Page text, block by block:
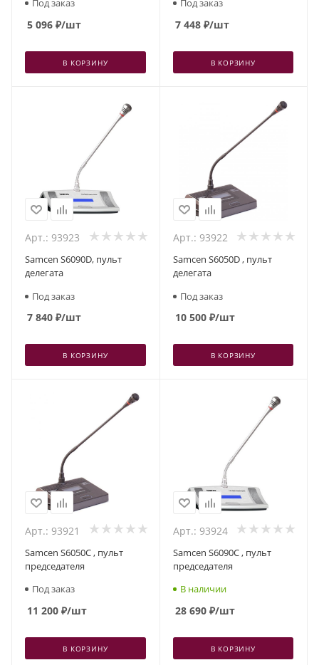
Под заказ
5 096 ₽/шт
В КОРЗИНУ
Под заказ
7 448₽/шт
В КОРЗИНУ
Арт.: 93923
Samcen S6090D, пульт
делегата
Под заказ
7 840 ₽/шт
В КОРЗИНУ
Арт.: 93922
Samcen S6050D , пульт
делегата
Под заказ
10 500₽/шт
В КОРЗИНУ
Арт.: 93921
Samcen S6050C , пульт
председателя
Под заказ
11 200 ₽/шт
В КОРЗИНУ
Арт.: 93924
Samcen S6090C , пульт
председателя
В наличии
28 690₽/шт
В КОРЗИНУ